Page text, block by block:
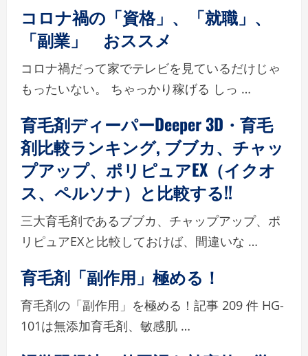
コロナ禍の「資格」、「就職」、
「副業」 おススメ
コロナ禍だって家でテレビを見ているだけじゃ
もったいない。 ちゃっかり稼げる しっ …
育毛剤ディーパーDeeper 3D・育毛
剤比較ランキング, ブブカ、チャッ
プアップ、ポリピュアEX（イクオ
ス、ペルソナ）と比較する!!
三大育毛剤であるブブカ、チャップアップ、ポ
リピュアEXと比較しておけば、間違いな …
育毛剤「副作用」極める！
育毛剤の「副作用」を極める！記事 209 件 HG-
101は無添加育毛剤、敏感肌 …